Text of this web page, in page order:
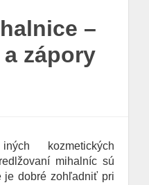
–
zápory
kozmetických
mihalníc sú
je dobré zohľadniť pri